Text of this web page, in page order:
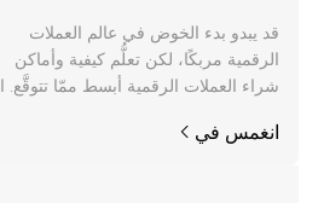
قد يبدو بدء الخوض في عالم العملات
الرقمية مربكًا، لكن تعلُّم كيفية وأماكن
شراء العملات الرقمية أبسط ممّا تتوقَّع.
الويب.
انغمس في